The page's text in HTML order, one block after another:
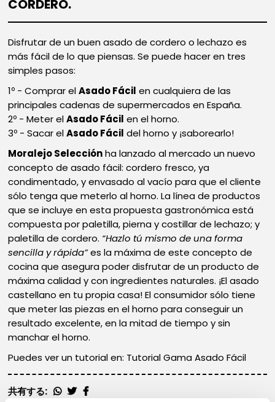
CORDERO.
Disfrutar de un buen asado de cordero o lechazo es
más fácil de lo que piensas. Se puede hacer en tres
simples pasos:
Comprar elAsado Fácil en cualquiera de las
principales cadenas de supermercados en España.
Meter elAsado Fácil en el horno.
Sacar elAsado Fácil del horno y ¡saborearlo!
Moralejo Selecciónha lanzado al mercado un nuevo
concepto de asado fácil: cordero fresco, ya
condimentado, y envasado al vacío para que el cliente
sólo tenga que meterlo al horno. La línea de productos
que se incluye en esta propuesta gastronómica está
compuesta por paletilla, pierna y costillar de lechazo; y
paletilla de cordero. “Hazlo tú mismo de una forma
sencilla y rápida”es la máxima de este concepto de
cocina que asegura poder disfrutar de un producto de
máxima calidad y con ingredientes naturales. ¡El asado
castellano en tu propia casa! El consumidor sólo tiene
que meter las piezas en el horno para conseguir un
resultado excelente, en la mitad de tiempo y sin
manchar el horno.
Puedes ver un tutorial en: Tutorial Gama Asado Fácil
共有する: